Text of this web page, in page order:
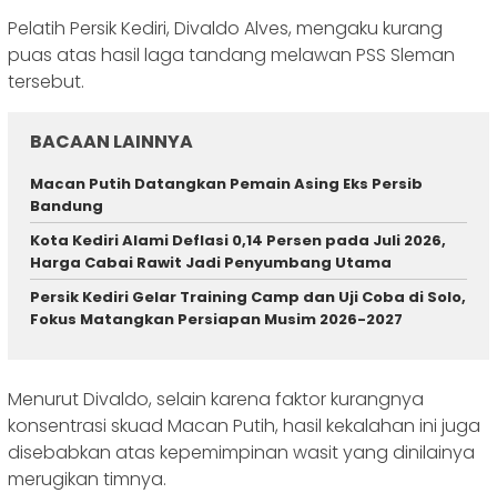
Pelatih Persik Kediri, Divaldo Alves, mengaku kurang
puas atas hasil laga tandang melawan PSS Sleman
tersebut.
BACAAN LAINNYA
Macan Putih Datangkan Pemain Asing Eks Persib
Bandung
Kota Kediri Alami Deflasi 0,14 Persen pada Juli 2026,
Harga Cabai Rawit Jadi Penyumbang Utama
Persik Kediri Gelar Training Camp dan Uji Coba di Solo,
Fokus Matangkan Persiapan Musim 2026-2027
Menurut Divaldo, selain karena faktor kurangnya
konsentrasi skuad Macan Putih, hasil kekalahan ini juga
disebabkan atas kepemimpinan wasit yang dinilainya
merugikan timnya.